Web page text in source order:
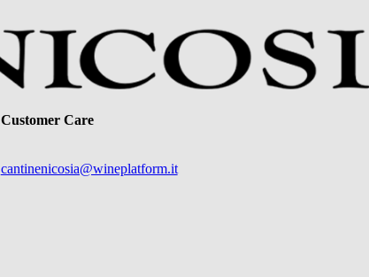
Customer Care
cantinenicosia@wineplatform.it